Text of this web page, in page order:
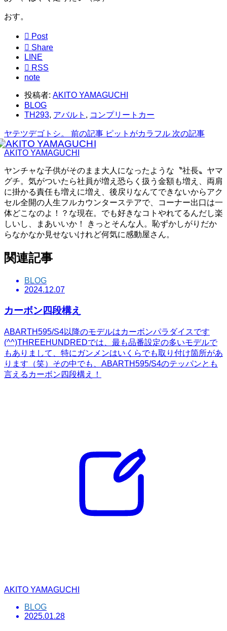
おす。
 Post
 Share
LINE
 RSS
note
投稿者: AKITO YAMAGUCHI
BLOG
TH293, アバルト , コンプリートカー
ヤテツデゴトシ。 前の記事 ピットがカラフル 次の記事
AKITO YAMAGUCHI
ヤンチャな子供がそのまま大人になったような〝社長〟ヤマ
グチ。気がついたら社員が増え恐らく扱う金額も増え、両肩
に掛かる責任も増えに増え、後戻りなんてできないからアク
セル全開の人生フルカウンターステアで、コーナー出口は一
体どこなのよ！？な現在。でも好きなコトやれてるんだし楽
しいし、まあいいか！ きっとそんな人。恥ずかしがりだか
らなかなか見せないけれど何気に感動屋さん。
関連記事
BLOG
2024.12.07
カーボン四段構え
ABARTH595/S4以降のモデルはカーボンパラダイスです
(^^)THREEHUNDREDでは、最も品番設定の多いモデルで
もありまして、特にガンメンはいくらでも取り付け箇所があ
ります（笑）その中でも、ABARTH595/S4のテッパンとも
言えるカーボン四段構え！
AKITO YAMAGUCHI
BLOG
2025.01.28